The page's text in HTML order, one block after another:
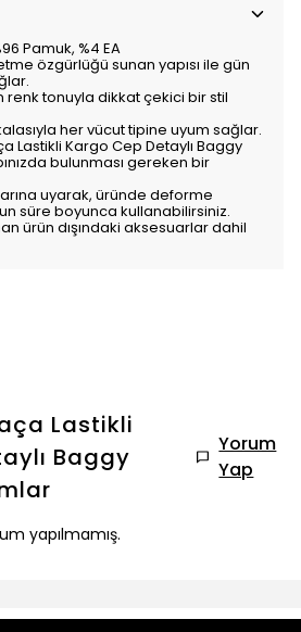
Pamuk, %4 EA
özgürlüğü sunan yapısı ile gün
renk tonuyla dikkat çekici bir stil
her vücut tipine uyum sağlar.
Lastikli Kargo Cep Detaylı Baggy
bulunması gereken bir
uyarak, üründe deforme
süre boyunca kullanabilirsiniz.
ürün dışındaki aksesuarlar dahil
Lastikli
Baggy
Yorum
Yap
yapılmamış.